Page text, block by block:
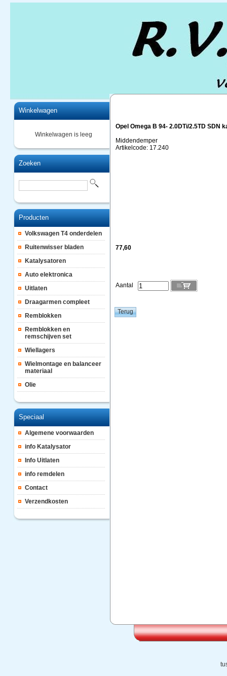
Winkelwagen
Winkelwagen is leeg
Zoeken
Producten
Volkswagen T4 onderdelen
Ruitenwisser bladen
Katalysatoren
Auto elektronica
Uitlaten
Draagarmen compleet
Remblokken
Remblokken en
remschijven set
Wiellagers
Wielmontage en balanceer
materiaal
Olie
Speciaal
Algemene voorwaarden
info Katalysator
Info Uitlaten
info remdelen
Contact
Verzendkosten
Opel Omega B 94- 2.0DTi/2.5TD SDN
Middendemper
Artikelcode: 17.240
77,60
Aantal